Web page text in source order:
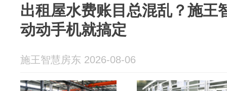
出租屋水费账目总混乱？施王
动动手机就搞定
施王智慧房东 2026-08-06